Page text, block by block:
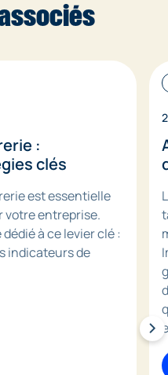
:
clés
est essentielle
votre entreprise.
à ce levier clé :
indicateurs de